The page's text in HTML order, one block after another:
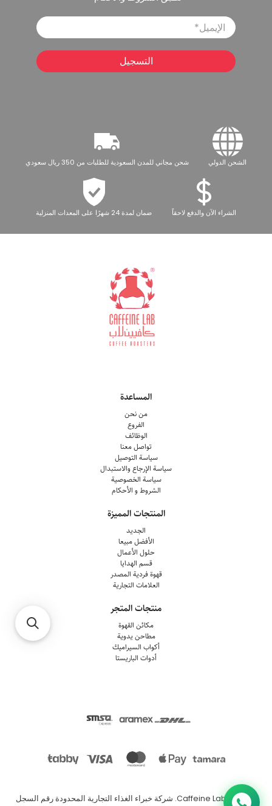
الإيميل
التسجيل
الشحن الدولي شحن مجاني للمدن السعودية للطلبات من 350 ريال سعودي
الشراء الآن والدفع لاحقاً ضمان لمدة 24 شهرًا على المعدات المنزلية
المساعدة
من نحن
الفروع
الوظائف
تواصل معنا
سياسة التوصيل
سياسة الإرجاع والاستبدال
سياسة الخصوصية
الشروط و الأحكام
المنتجات المميزة
الجديد
الأفضل مبيعا
حلول الأعمال
قسم الهدايا
قهوة فردية المصدر
العلامات التجارية
منتجات المتجر
مكائن القهوة
مطاحن يدوية
أكواب السيراميك
أدوات الباريستا
© 2026
Caffeine Lab
. شركة خبراء الغذاء التجارية المحدودة رقم السجل